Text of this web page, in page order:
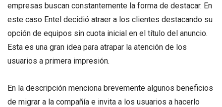
empresas buscan constantemente la forma de destacar. En
este caso Entel decidió atraer a los clientes destacando su
opción de equipos sin cuota inicial en el título del anuncio.
Esta es una gran idea para atrapar la atención de los
usuarios a primera impresión.
En la descripción menciona brevemente algunos beneficios
de migrar a la compañía e invita a los usuarios a hacerlo